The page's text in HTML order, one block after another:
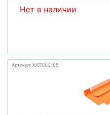
Нет в наличии
Артикул: 1057603105